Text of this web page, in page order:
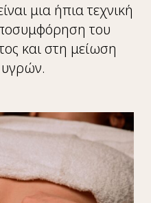
μια ήπια τεχνική
του
και στη μείωση